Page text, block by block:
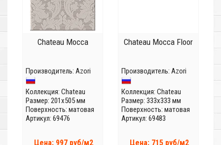
Chateau Mocca
Производитель: Azori
Коллекция: Chateau
Размер: 201x505 мм
Поверхность: матовая
Артикул: 69476
Цена: 997 руб/м2
Chateau Mocca Floor
Производитель: Azori
Коллекция: Chateau
Размер: 333x333 мм
Поверхность: матовая
Артикул: 69483
Цена: 715 руб/м2